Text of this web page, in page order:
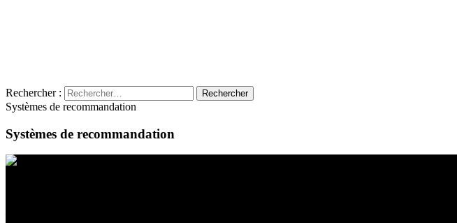
Rechercher :
Systèmes de recommandation
Systèmes de recommandation